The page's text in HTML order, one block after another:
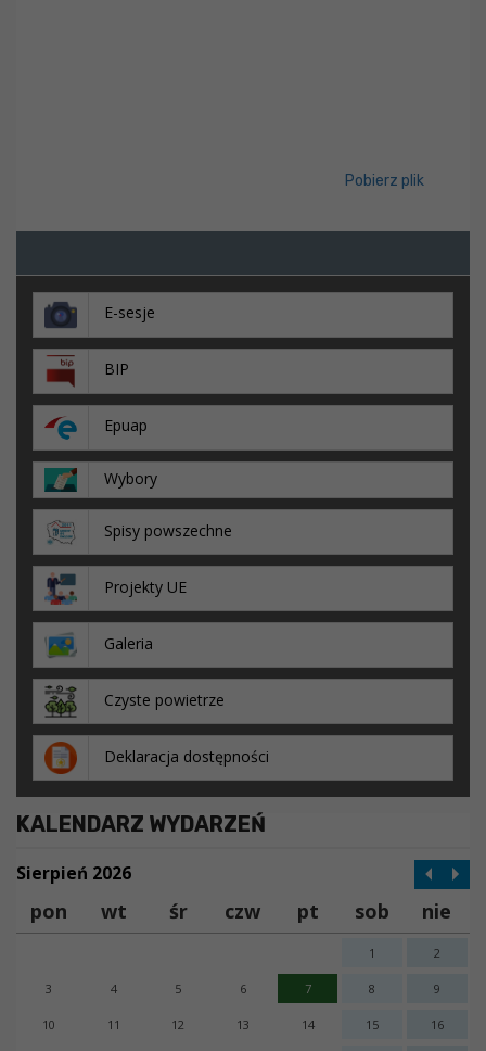
Pobierz plik
E-sesje
BIP
Epuap
Wybory
Spisy powszechne
Projekty UE
Galeria
Czyste powietrze
Deklaracja dostępności
KALENDARZ WYDARZEŃ
Sierpień 2026
pon wt śr czw pt sob nie
1 2
3 4 5 6 7 8 9
10 11 12 13 14 15 16